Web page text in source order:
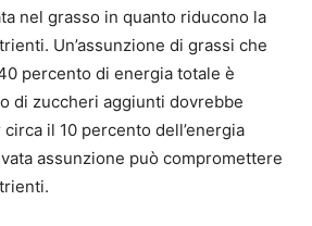
nel grasso in quanto riducono la
Un’assunzione di grassi che
percento di energia totale è
di zuccheri aggiunti dovrebbe
il 10 percento dell’energia
assunzione può compromettere